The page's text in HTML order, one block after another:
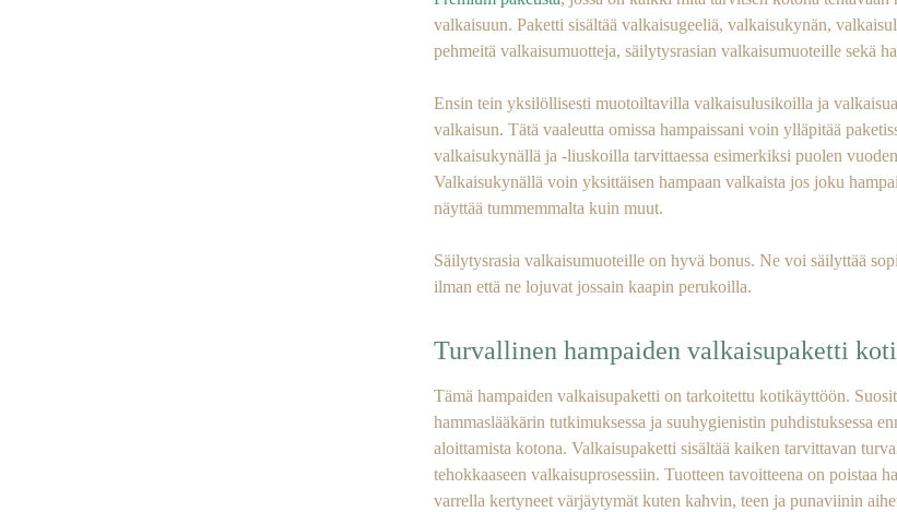
valkaisuun. Paketti sisältää valkaisugeeliä, valkaisukynän,
pehmeitä valkaisumuotteja, säilytysrasian valkaisumuoteille sekä
Ensin tein yksilöllisesti muotoiltavilla valkaisulusikoilla ja
valkaisun. Tätä vaaleutta omissa hampaissani voin ylläpitää
valkaisukynällä ja -liuskoilla tarvittaessa esimerkiksi puolen
Valkaisukynällä voin yksittäisen hampaan valkaista jos joku
näyttää tummemmalta kuin muut.
Säilytysrasia valkaisumuoteille on hyvä bonus. Ne voi säilyttää
ilman että ne lojuvat jossain kaapin perukoilla.
Turvallinen hampaiden valkaisupaketti
Tämä hampaiden valkaisupaketti on tarkoitettu kotikäyttöön.
hammaslääkärin tutkimuksessa ja suuhygienistin puhdistuksessa
aloittamista kotona. Valkaisupaketti sisältää kaiken tarvittavan
tehokkaaseen valkaisuprosessiin. Tuotteen tavoitteena on poistaa
varrella kertyneet värjäytymät kuten kahvin, teen ja punaviinin